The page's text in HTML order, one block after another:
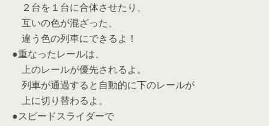
２台を１台に合体させたり、
互いの色が混ざった、
違う色の列車にできるよ！
●重なったレールは、
上のレールが優先されるよ。
列車が通過すると自動的に下のレールが
上に切り替わるよ。
●スピードスライダーで